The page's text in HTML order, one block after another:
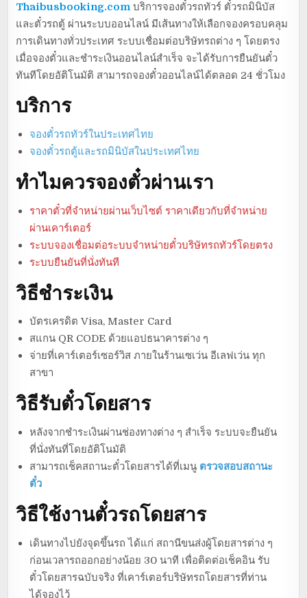
Thaibusbooking.com บริการจองตั๋วรถทัวร์ ตั๋วรถมินิบัส
และตั๋วรถตู้ ผ่านระบบออนไลน์ มีเส้นทางให้เลือกจองครอบคลุม
การเดินทางทั่วประเทศ ระบบเชื่อมต่อบริษัทรถต่าง ๆ โดยตรง
เมื่อจองตั๋วและชำระเงินออนไลน์สำเร็จ จะได้รับการยืนยันตั๋ว
ทันทีโดยอัติโนมัติ สามารถจองตั๋วออนไลน์ได้ตลอด 24 ชั่วโมง
บริการ
จองตั๋วรถทัวร์ในประเทศไทย
จองตั๋วรถตู้และรถมินิบัสในประเทศไทย
ทำไมควรจองตั๋วผ่านเรา
ราคาตั๋วที่จำหน่ายผ่านเว็บไซต์ ราคาเดียวกับที่จำหน่าย
ผ่านเคาร์เตอร์
ระบบจองเชื่อมต่อระบบจำหน่ายตั๋วบริษัทรถทัวร์โดยตรง
ระบบยืนยันที่นั่งทันที
วิธีชำระเงิน
บัตรเครดิต Visa, Master Card
สแกน QR CODE ด้วยแอปธนาคารต่าง ๆ
จ่ายที่เคาร์เตอร์เซอร์วิส ภายในร้านเซเว่น อีเลฟเว่น ทุก
สาขา
วิธีรับตั๋วโดยสาร
หลังจากชำระเงินผ่านช่องทางต่าง ๆ สำเร็จ ระบบจะยืนยัน
ที่นั่งทันที่โดยอัติโนมัติ
สามารถเช็คสถานะตั๋วโดยสารได้ที่เมนู ตรวจสอบสถานะ
ตั๋ว
วิธีใช้งานตั๋วรถโดยสาร
เดินทางไปยังจุดขึ้นรถ ได้แก่ สถานีขนส่งผู้โดยสารต่าง ๆ
ก่อนเวลารถออกอย่างน้อย 30 นาที เพื่อติดต่อเช็คอิน รับ
ตั๋วโดยสารฉบับจริง ที่เคาร์เตอร์บริษัทรถโดยสารที่ท่าน
ได้จองไว้